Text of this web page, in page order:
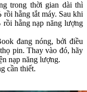
trong thời gian dài thì
rồi hẵng tắt máy. Sau khi
rồi hẵng nạp năng lượng
đang nóng, bởi điều
pin. Thay vào đó, hãy
nạp năng lượng.
cần thiết.